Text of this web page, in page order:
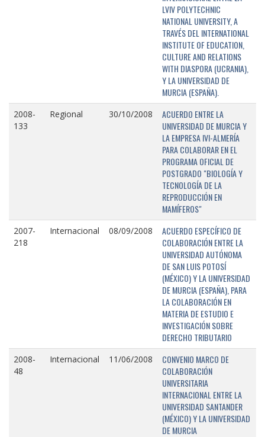
LVIV POLYTECHNIC
NATIONAL UNIVERSITY, A
TRAVÉS DEL INTERNATIONAL
INSTITUTE OF EDUCATION,
CULTURE AND RELATIONS
WITH DIASPORA (UCRANIA),
Y LA UNIVERSIDAD DE
MURCIA (ESPAÑA).
2008-
133
Regional 30/10/2008
ACUERDO ENTRE LA
UNIVERSIDAD DE MURCIA Y
LA EMPRESA IVI-ALMERÍA
PARA COLABORAR EN EL
PROGRAMA OFICIAL DE
POSTGRADO "BIOLOGÍA Y
TECNOLOGÍA DE LA
REPRODUCCIÓN EN
MAMÍFEROS"
2007-
218
Internacional 08/09/2008
ACUERDO ESPECÍFICO DE
COLABORACIÓN ENTRE LA
UNIVERSIDAD AUTÓNOMA
DE SAN LUIS POTOSÍ
(MÉXICO) Y LA UNIVERSIDAD
DE MURCIA (ESPAÑA), PARA
LA COLABORACIÓN EN
MATERIA DE ESTUDIO E
INVESTIGACIÓN SOBRE
DERECHO TRIBUTARIO
2008-
48
Internacional 11/06/2008
CONVENIO MARCO DE
COLABORACIÓN
UNIVERSITARIA
INTERNACIONAL ENTRE LA
UNIVERSIDAD SANTANDER
(MÉXICO) Y LA UNIVERSIDAD
DE MURCIA